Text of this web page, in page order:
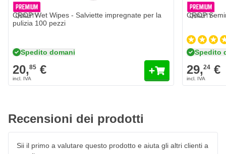
Inclusa tazza superiore da 600 ml
CROP Wet Wipes - Salviette impregnate per la
pulizia 100 pezzi
Spedito domani
20,85 €
CROP
Spedito
29,24 €
Recensioni dei prodotti
Sii il primo a valutare questo prodotto e aiuta gli altri clienti a